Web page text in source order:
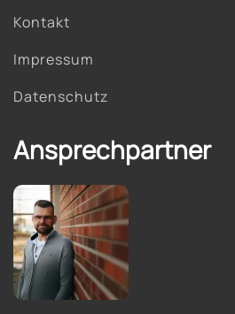
Kontakt
Impressum
Datenschutz
Ansprechpartner